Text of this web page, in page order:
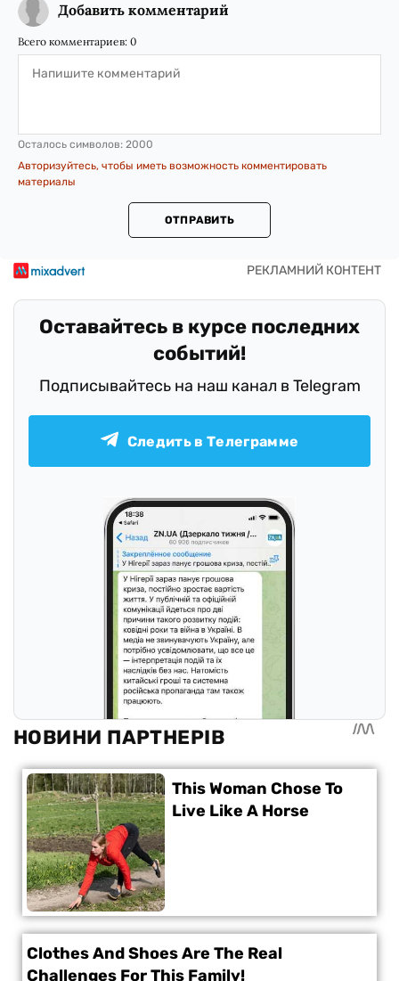
Добавить комментарий
Всего комментариев: 0
Осталось символов: 2000
Авторизуйтесь, чтобы иметь возможность комментировать
материалы
ОТПРАВИТЬ
Оставайтесь в курсе последних
событий!
Подписывайтесь на наш канал в Telegram
Следить в Телеграмме